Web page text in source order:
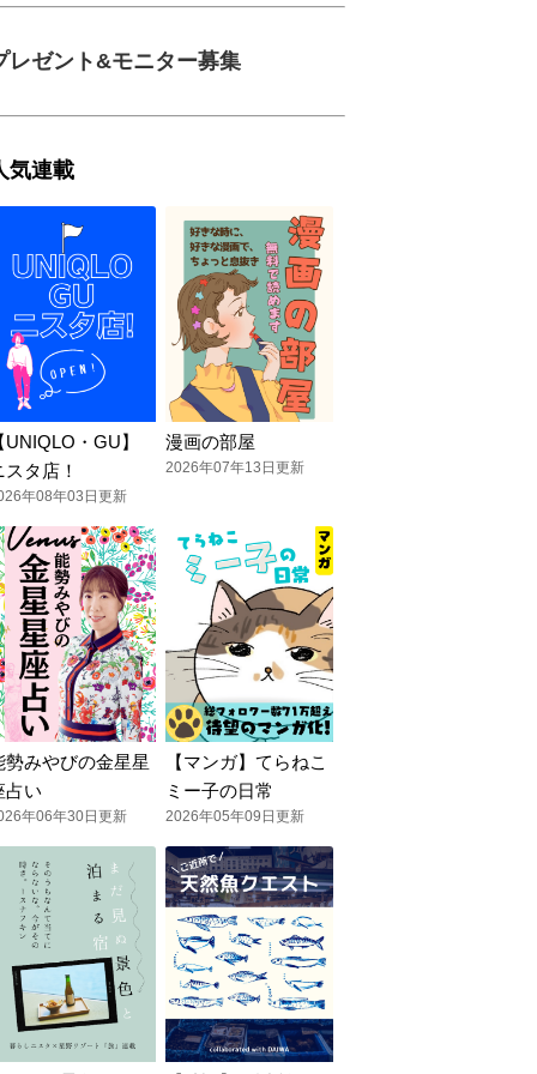
レゼント&モニター募集
気連載
UNIQLO・GU】
スタ店！
年08年03日更新
漫画の部屋
2026年07年13日更新
勢みやびの金星星
占い
年06年30日更新
【マンガ】てらねこ
ミー子の日常
2026年05年09日更新